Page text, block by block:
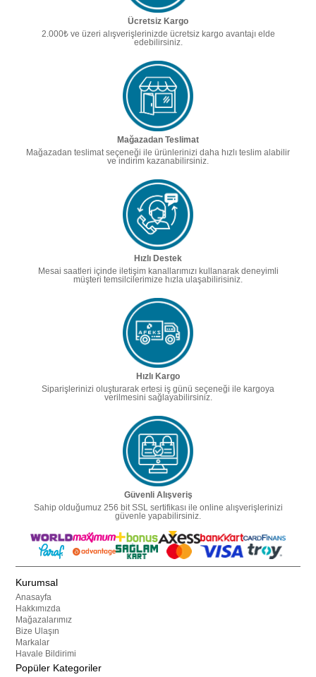
Ücretsiz Kargo
2.000₺ ve üzeri alışverişlerinizde ücretsiz kargo avantajı elde
edebilirsiniz.
Mağazadan Teslimat
Mağazadan teslimat seçeneği ile ürünlerinizi daha hızlı teslim alabilir
ve indirim kazanabilirsiniz.
Hızlı Destek
Mesai saatleri içinde iletişim kanallarımızı kullanarak deneyimli
müşteri temsilcilerimize hızla ulaşabilirisiniz.
Hızlı Kargo
Siparişlerinizi oluşturarak ertesi iş günü seçeneği ile kargoya
verilmesini sağlayabilirsiniz.
Güvenli Alışveriş
Sahip olduğumuz 256 bit SSL sertifikası ile online alışverişlerinizi
güvenle yapabilirsiniz.
Kurumsal
Anasayfa
Hakkımızda
Mağazalarımız
Bize Ulaşın
Markalar
Havale Bildirimi
Popüler Kategoriler